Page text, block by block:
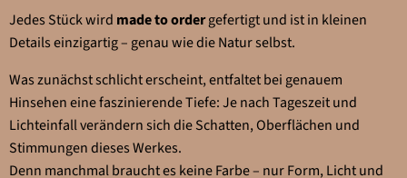
Jedes Stück wird made to ordergefertigt und ist in kleinen
Details einzigartig – genau wie die Natur selbst.
Was zunächst schlicht erscheint, entfaltet bei genauem
Hinsehen eine faszinierende Tiefe: Je nach Tageszeit und
Lichteinfall verändern sich die Schatten, Oberflächen und
Stimmungen dieses Werkes.
Denn manchmal braucht es keine Farbe – nur Form, Licht und